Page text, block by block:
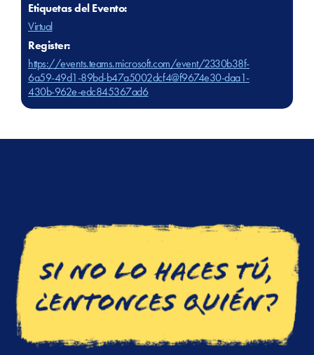
Etiquetas del Evento:
Virtual
Register:
https://events.teams.microsoft.com/event/2330b38f-
6a59-49d1-89bd-b47a5002dcf4@f9674e30-daa1-
430b-962e-edc845367ad6